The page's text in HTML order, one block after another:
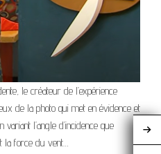
le créateur de l’expérience
de la photo qui met en évidence et
l’angle d’incidence que
la force du vent…